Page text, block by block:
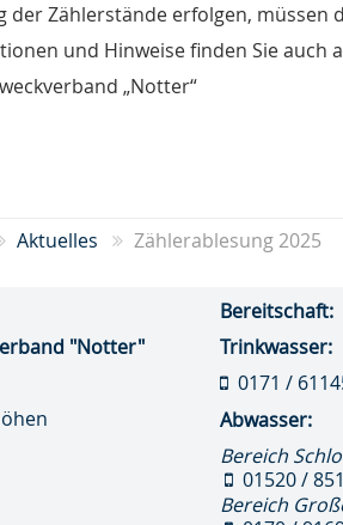
der Zählerstände erfolgen,
und Hinweise finden Sie auch
„Notter“
Aktuelles Zählerablesung 2025
"Notter"
Bereitschaft:
Trinkwasser:
0171 /
Abwasser:
Bereich
01520 /
Bereich